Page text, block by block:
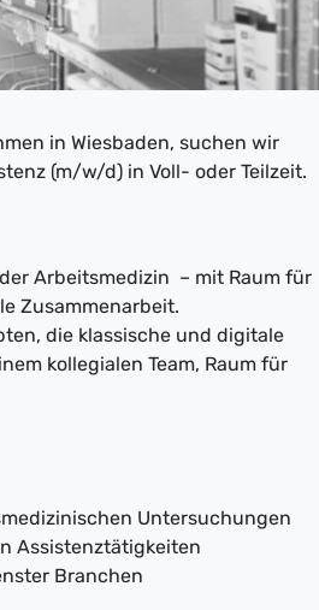
in Wiesbaden, suchen wir
(m/w/d) in Voll- oder Teilzeit.
Arbeitsmedizin – mit Raum für
Zusammenarbeit.
die klassische und digitale
kollegialen Team, Raum für
Untersuchungen
Assistenztätigkeiten
Branchen